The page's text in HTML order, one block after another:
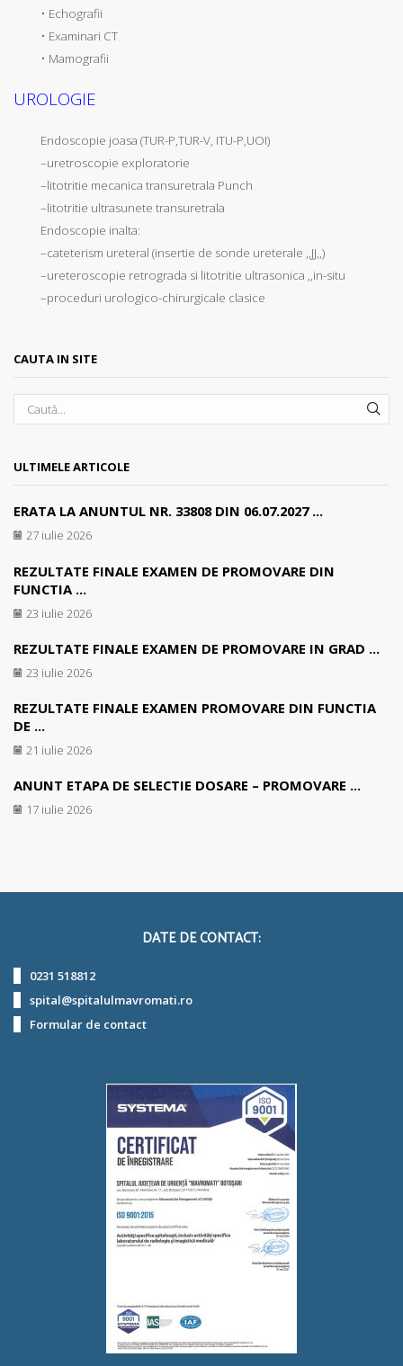
• Echografii
• Examinari CT
• Mamografii
UROLOGIE
Endoscopie joasa (TUR-P,TUR-V, ITU-P,UOI)
–uretroscopie exploratorie
–litotritie mecanica transuretrala Punch
–litotritie ultrasunete transuretrala
Endoscopie inalta:
–cateterism ureteral (insertie de sonde ureterale ,,JJ,,)
–ureteroscopie retrograda si litotritie ultrasonica ,,in-situ
–proceduri urologico-chirurgicale clasice
CAUTA IN SITE
ULTIMELE ARTICOLE
ERATA LA ANUNTUL NR. 33808 DIN 06.07.2027 ...
27 iulie 2026
REZULTATE FINALE EXAMEN DE PROMOVARE DIN
FUNCTIA ...
23 iulie 2026
REZULTATE FINALE EXAMEN DE PROMOVARE IN GRAD ...
23 iulie 2026
REZULTATE FINALE EXAMEN PROMOVARE DIN FUNCTIA
DE ...
21 iulie 2026
ANUNT ETAPA DE SELECTIE DOSARE – PROMOVARE ...
17 iulie 2026
DATE DE CONTACT:
0231 518812
spital@spitalulmavromati.ro
Formular de contact